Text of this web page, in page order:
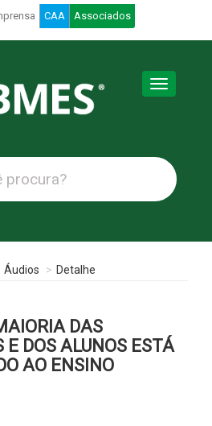
CAA Associados
Toggle
Áudios Detalhe
DAS
E DOS ALUNOS ESTÁ
AO ENSINO